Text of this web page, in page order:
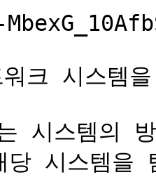
크 시스템
시스템의
당 시스템을